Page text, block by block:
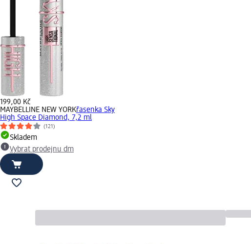
199,00 Kč
MAYBELLINE NEW YORKřasenka Sky
High Space Diamond, 7,2 ml
(121)
Skladem
Vybrat prodejnu dm